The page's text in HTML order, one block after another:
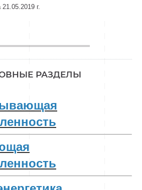
г.
РАЗДЕЛЫ